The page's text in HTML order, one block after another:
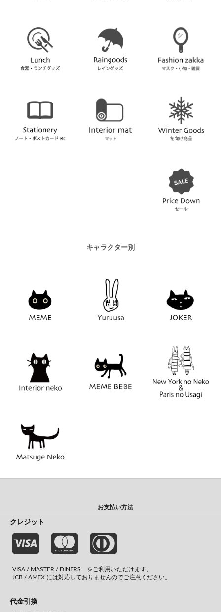
キャラクター別
お支払い方法
クレジット
VISA / MASTER / DINERS をご利用いただけます。
JCB / AMEX には対応しておりませんのでご注意ください。
代金引換